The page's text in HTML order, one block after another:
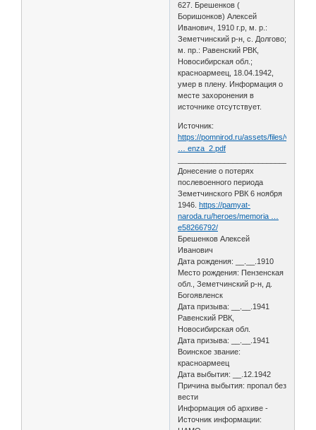
627. Брешенков (
Боришонков) Алексей
Иванович, 1910 г.р, м. р.:
Земетчинский р-н, с. Долгово;
м. пр.: Равенский РВК,
Новосибирская обл.;
красноармеец, 18.04.1942,
умер в плену. Информация о
месте захоронения в
источнике отсутствует.
Источник:
https://pomnirod.ru/assets/files/voina/
… enza_2.pdf
Донесение о потерях
послевоенного периода
Земетчинского РВК 6 ноября
1946.https://pamyat-
naroda.ru/heroes/memoria …
e58266792/
Брешенков Алексей
Иванович
Дата рождения: __.__.1910
Место рождения: Пензенская
обл., Земетчинский р-н, д.
Богоявленск
Дата призыва: __.__.1941
Равенский РВК,
Новосибирская обл.
Дата призыва: __.__.1941
Воинское звание:
красноармеец
Дата выбытия: __.12.1942
Причина выбытия: пропал без
вести
Информация об архиве -
Источник информации: